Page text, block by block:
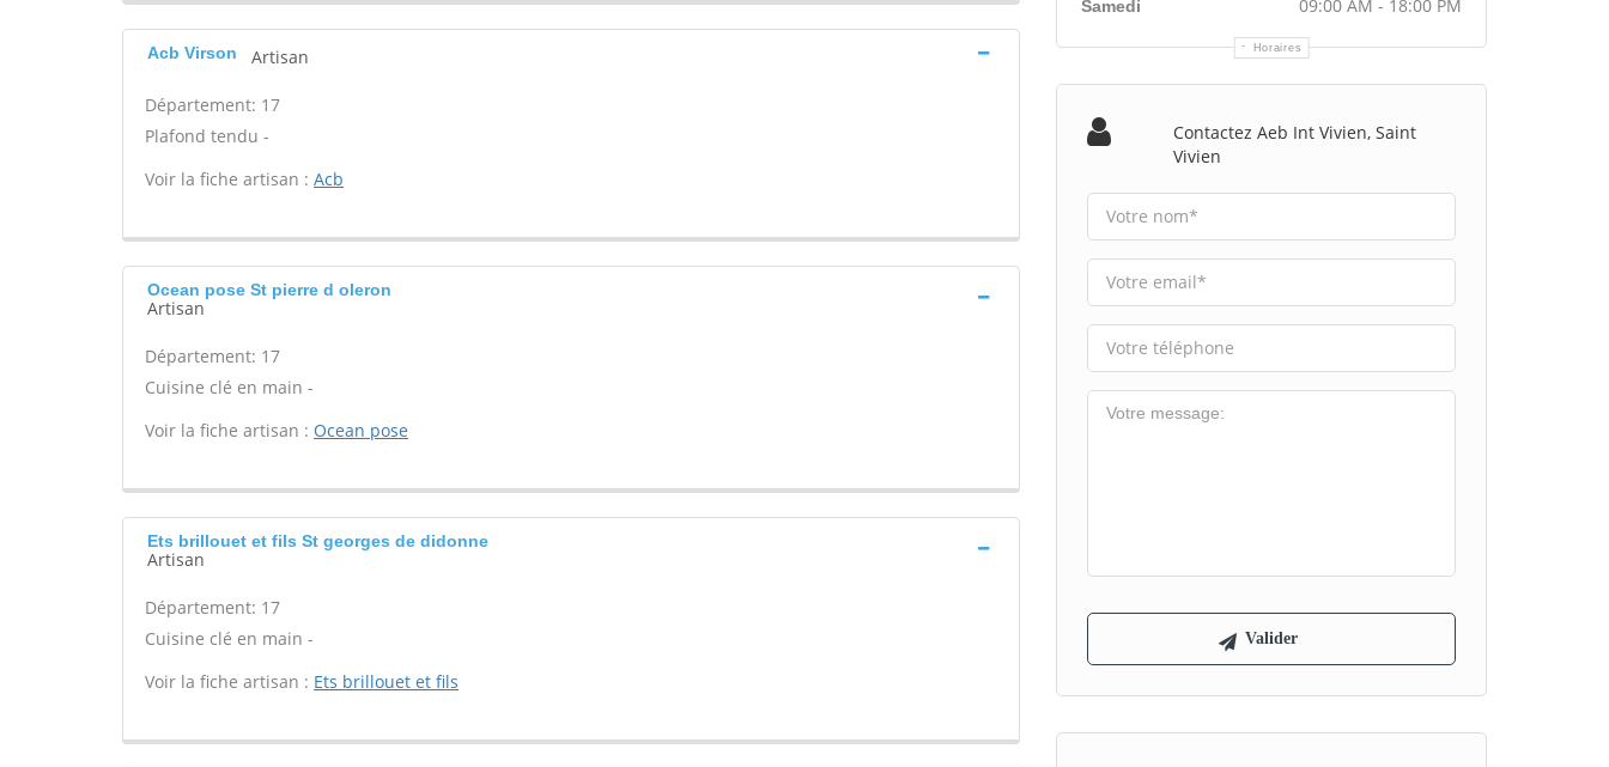
Acb Virson Artisan
Département: 17
Plafond tendu -
Voir la fiche artisan : Acb
Ocean pose St pierre d oleron
Artisan
Département: 17
Cuisine clé en main -
Voir la fiche artisan : Ocean pose
Ets brillouet et fils St georges de didonne
Artisan
Département: 17
Cuisine clé en main -
Voir la fiche artisan : Ets brillouet et fils
Horaires
Samedi 09:00 AM - 18:00 PM
Contactez Aeb Int Vivien, Saint
Vivien